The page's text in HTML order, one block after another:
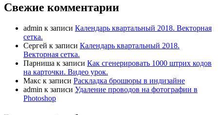
Свежие комментарии
admin к записи Календарь квартальный 2018. Векторная
сетка.
Сергей к записи Календарь квартальный 2018.
Векторная сетка.
Парниша к записи Как сгенерировать 1000 штрих кодов
на карточки. Видео урок.
Макс к записи Раскладка брошюры в индизайне
admin к записи Удаление проводов на фотографии в
Photoshop